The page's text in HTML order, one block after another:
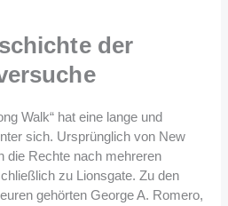
der
Walk“ hat eine lange und
sich. Ursprünglich von New
die Rechte nach mehreren
zu Lionsgate. Zu den
gehörten George A. Romero,